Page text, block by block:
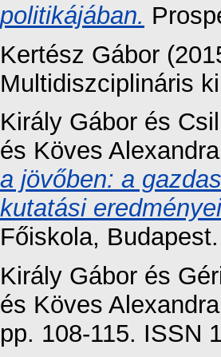
politikájában.
Kertész Gábor
Multidiszciplináris
Király Gábor és
és Köves Alexandra
a jövőben: a
kutatási
Főiskola,
Király Gábor és
és Köves Alexandra
pp. 108-115. ISSN